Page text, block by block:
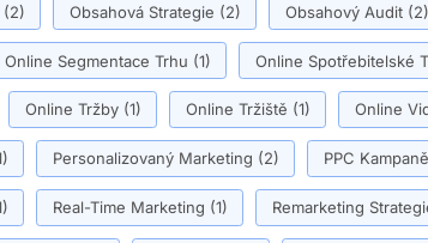
(2) Obsahová Strategie (2) Obsahový Audit(2)
Online Segmentace Trhu (1) Online Spotřebitelské
Online Tržby(1) Online Tržiště (1) Online
Personalizovaný Marketing (2) PPC Kampaně
Real-Time Marketing (1) Remarketing